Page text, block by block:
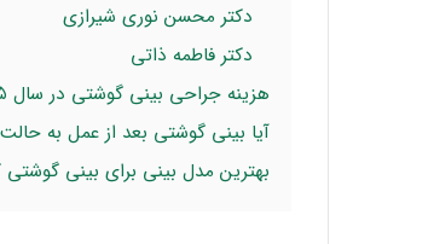
دکتر محسن نوری شیرازی
دکتر فاطمه ذاتی
هزینه جراحی بینی گوشتی در سال ۱۴۰۵ + جدول قیمت‌ها
آیا بینی گوشتی بعد از عمل به
بهترین مدل بینی برای بینی